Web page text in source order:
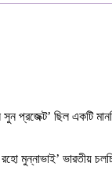
সুন প্রজেক্ট’ ছিল
রহো মুন্নাভাই’